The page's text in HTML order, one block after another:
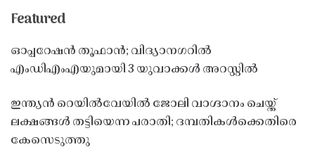
Featured
ഓപ്പറേഷൻ തൂഫാൻ; വിദ്യാനഗറിൽ
എംഡിഎംഎയുമായി 3 യുവാക്കൾ അറസ്റ്റിൽ
ഇന്ത്യൻ റെയിൽവേയിൽ ജോലി വാഗ്ദാനം ചെയ്ത്
ലക്ഷങ്ങൾ തട്ടിയെന്ന പരാതി; ദമ്പതികൾക്കെതിരെ
കേസെടുത്തു